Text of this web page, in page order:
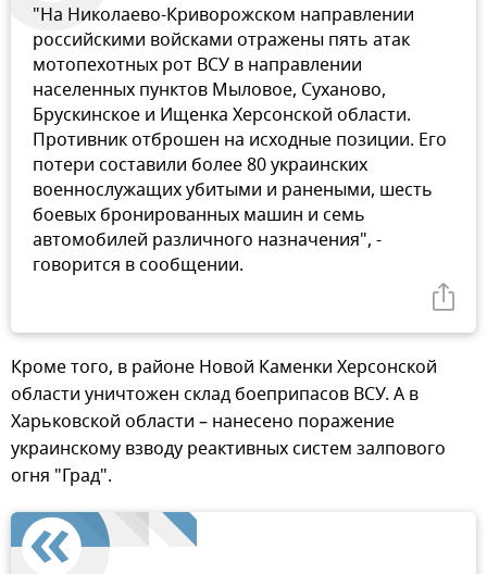
"На Николаево-Криворожском направлении
российскими войсками отражены пять атак
мотопехотных рот ВСУ в направлении
населенных пунктов Мыловое, Суханово,
Брускинское и Ищенка Херсонской области.
Противник отброшен на исходные позиции. Его
потери составили более 80 украинских
военнослужащих убитыми и ранеными, шесть
боевых бронированных машин и семь
автомобилей различного назначения", -
говорится в сообщении.
Кроме того, в районе Новой Каменки Херсонской
области уничтожен склад боеприпасов ВСУ. А в
Харьковской области – нанесено поражение
украинскому взводу реактивных систем залпового
огня "Град".